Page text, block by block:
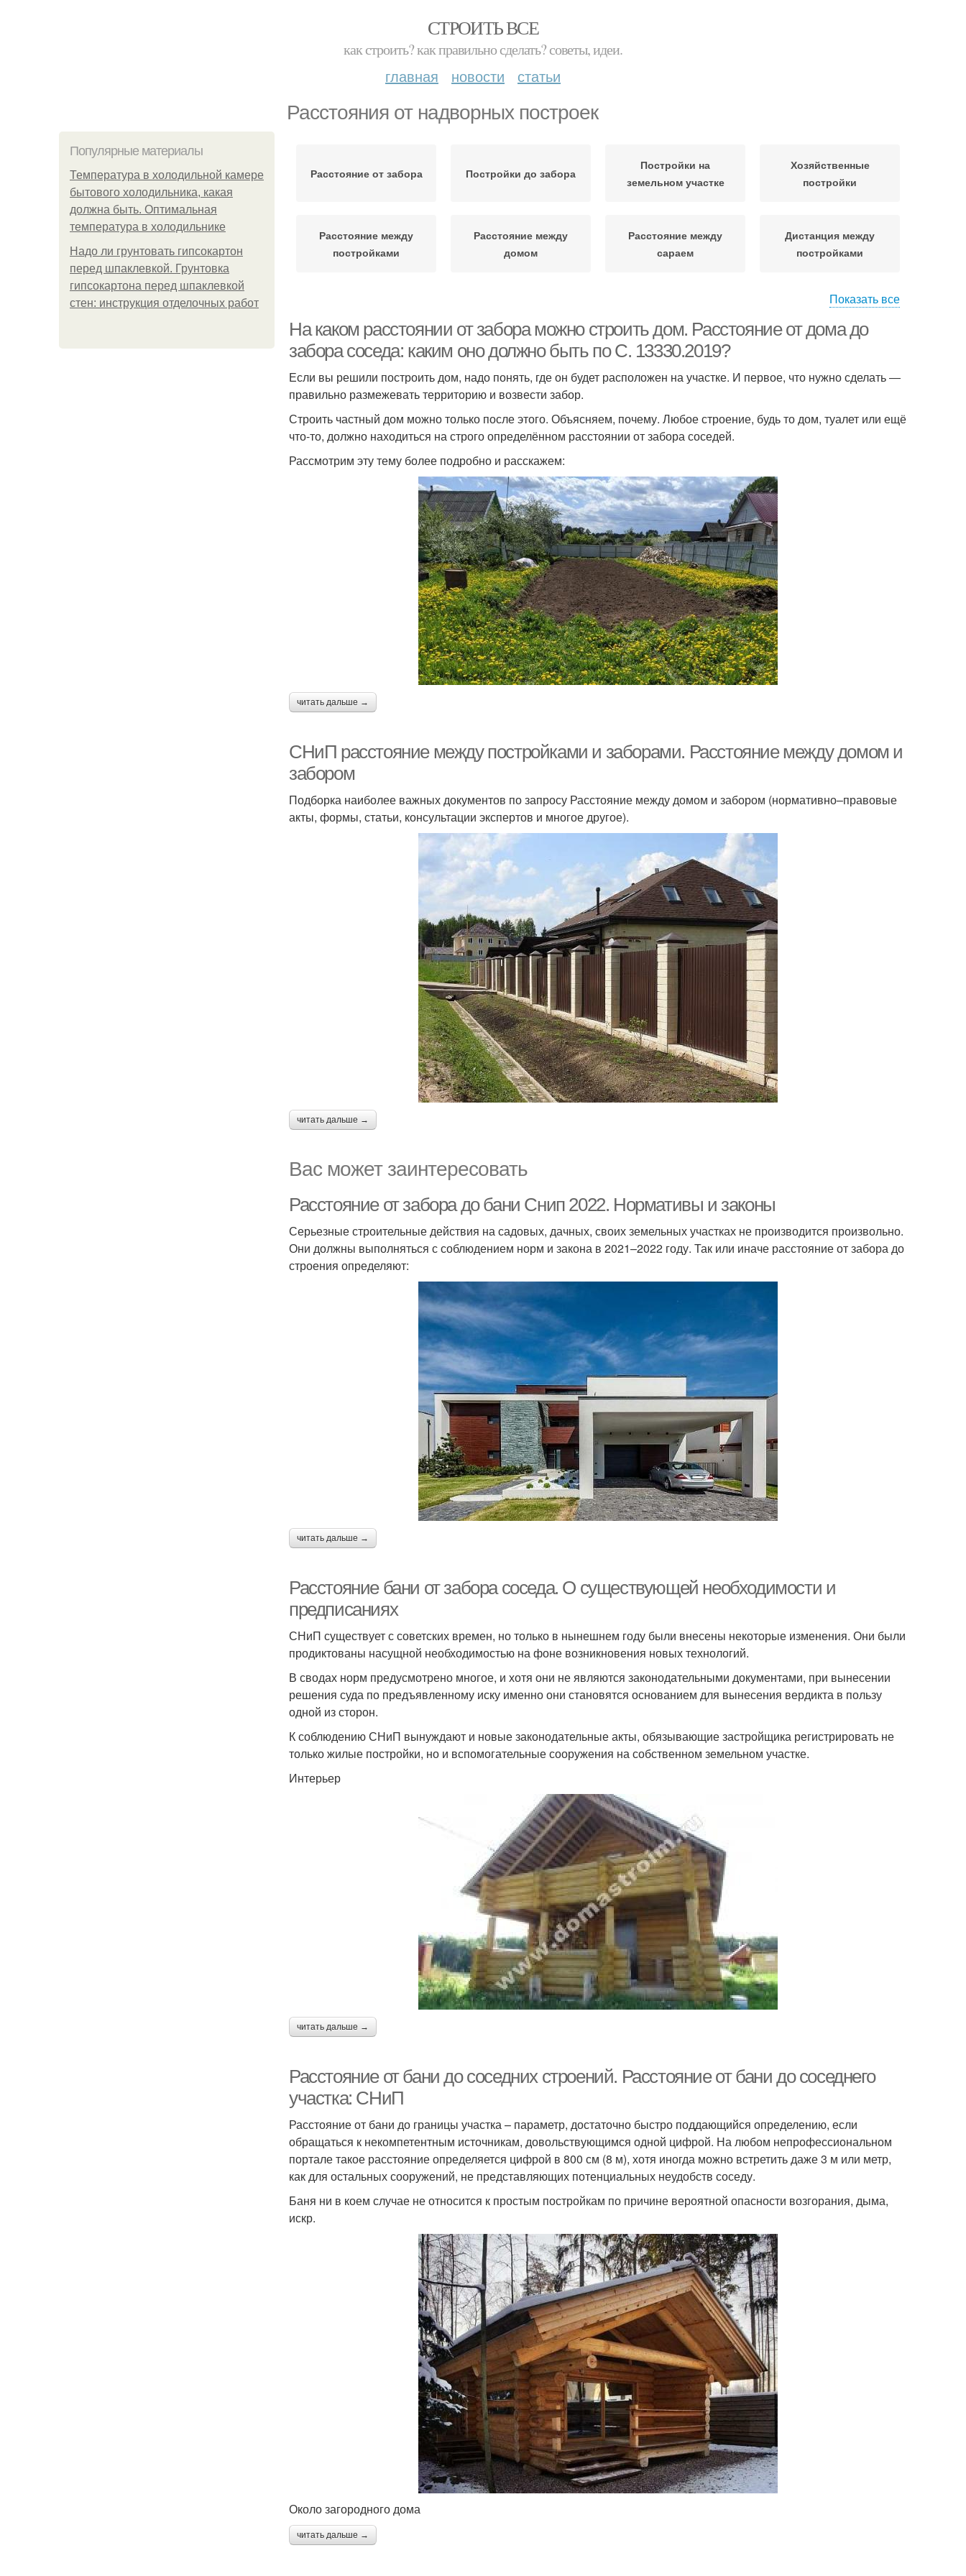
СТРОИТЬ ВСЕ
как строить? как правильно сделать? советы, идеи.
главная новости статьи
Расстояния от надворных построек
Популярные материалы
Температура в холодильной камере
бытового холодильника, какая
должна быть. Оптимальная
температура в холодильнике
Надо ли грунтовать гипсокартон
перед шпаклевкой. Грунтовка
гипсокартона перед шпаклевкой
стен: инструкция отделочных работ
Расстояние от забора Постройки до забора
Постройки на
земельном участке
Хозяйственные
постройки
Расстояние между
постройками
Расстояние между
домом
Расстояние между
сараем
Дистанция между
постройками
соседнего участка
Показать все
На каком расстоянии от забора можно строить дом. Расстояние от дома до
забора соседа: каким оно должно быть по С. 13330.2019?
Если вы решили построить дом, надо понять, где он будет расположен на участке. И первое, что нужно сделать ―
правильно размежевать территорию и возвести забор.
Строить частный дом можно только после этого. Объясняем, почему. Любое строение, будь то дом, туалет или ещё
что-то, должно находиться на строго определённом расстоянии от забора соседей.
Рассмотрим эту тему более подробно и расскажем:
читать дальше →
СНиП расстояние между постройками и заборами. Расстояние между домом и
забором
Подборка наиболее важных документов по запросу Расстояние между домом и забором (нормативно–правовые
акты, формы, статьи, консультации экспертов и многое другое).
читать дальше →
Вас может заинтересовать
Расстояние от забора до бани Снип 2022. Нормативы и законы
Серьезные строительные действия на садовых, дачных, своих земельных участках не производится произвольно.
Они должны выполняться с соблюдением норм и закона в 2021–2022 году. Так или иначе расстояние от забора до
строения определяют:
читать дальше →
Расстояние бани от забора соседа. О существующей необходимости и
предписаниях
СНиП существует с советских времен, но только в нынешнем году были внесены некоторые изменения. Они были
продиктованы насущной необходимостью на фоне возникновения новых технологий.
В сводах норм предусмотрено многое, и хотя они не являются законодательными документами, при вынесении
решения суда по предъявленному иску именно они становятся основанием для вынесения вердикта в пользу
одной из сторон.
К соблюдению СНиП вынуждают и новые законодательные акты, обязывающие застройщика регистрировать не
только жилые постройки, но и вспомогательные сооружения на собственном земельном участке.
Интерьер
читать дальше →
Расстояние от бани до соседних строений. Расстояние от бани до соседнего
участка: СНиП
Расстояние от бани до границы участка – параметр, достаточно быстро поддающийся определению, если
обращаться к некомпетентным источникам, довольствующимся одной цифрой. На любом непрофессиональном
портале такое расстояние определяется цифрой в 800 см (8 м), хотя иногда можно встретить даже 3 м или метр,
как для остальных сооружений, не представляющих потенциальных неудобств соседу.
Баня ни в коем случае не относится к простым постройкам по причине вероятной опасности возгорания, дыма,
искр.
Около загородного дома
читать дальше →